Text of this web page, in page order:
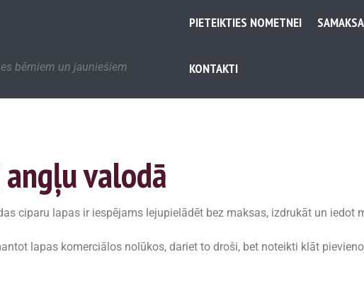
bērniem un jauniešiem
PIETEIKTIES NOMETNEI SAMAKSA
KONTAKTI
valodā
ciparu lapas ir iespējams lejupielādēt bez maksas, izdrukāt un iedot
lapas komerciālos nolūkos, dariet to droši, bet noteikti klāt